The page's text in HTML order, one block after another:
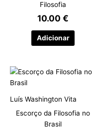
Filosofia
10.00€
Adicionar
Luís Washington Vita
Escorço da Filosofia no
Brasil